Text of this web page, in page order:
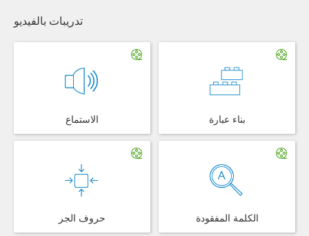
تدريبات بالفيديو
الاستماع بناء عبارة
حروف الجر الكلمة المفقودة